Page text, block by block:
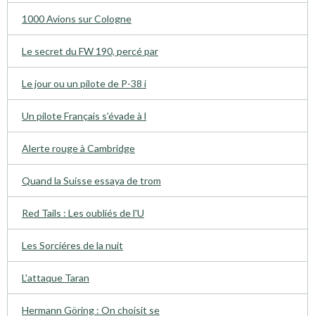
1000 Avions sur Cologne
Le secret du FW 190, percé par
Le jour ou un pilote de P-38 i
Un pilote Français s’évade à l
Alerte rouge à Cambridge
Quand la Suisse essaya de trom
Red Tails : Les oubliés de l'U
Les Sorciéres de la nuit
L'attaque Taran
Hermann Göring : On choisit se